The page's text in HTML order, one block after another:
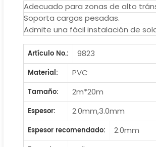
Adecuado para zonas de alto
Soporta cargas pesadas.
Admite una fácil instalación de
Artículo No.:
9823
Material:
PVC
Tamaño:
2m*20m
Espesor:
2.0mm,3.0mm
Espesor recomendado:
2.0mm